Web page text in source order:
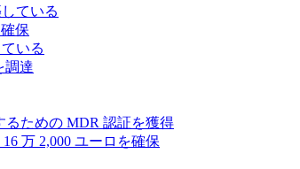
ている
保
いる
調達
るための MDR 認証を獲得
万 2,000 ユーロを確保